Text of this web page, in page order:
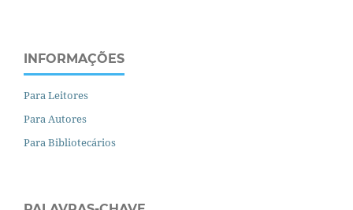
INFORMAÇÕES
Para Leitores
Para Autores
Para Bibliotecários